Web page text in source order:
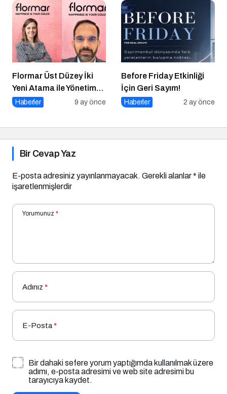
Flormar Üst Düzey İki
Yeni Atama ile Yönetim
Kadrosunu
Haberler 9 ay önce
Before Friday Etkinliği
İçin Geri Sayım!
Haberler 2 ay önce
Bir Cevap Yaz
E-posta adresiniz yayınlanmayacak. Gerekli alanlar* ile
işaretlenmişlerdir
Yorumunuz *
Adınız *
E-Posta*
Bir dahaki sefere yorum yaptığımda kullanılmak üzere
adımı, e-posta adresimi ve web site adresimi bu
tarayıcıya kaydet.